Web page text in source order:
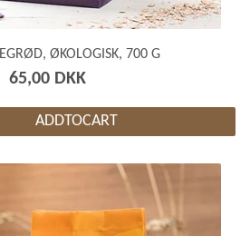
ØKOLOGISK, 700 G
65,00 DKK
ADDTOCART